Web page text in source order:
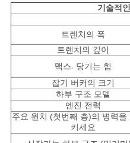
채
하
세
요
기술적
트렌치의 폭
트렌치의 깊이
맥스. 당기는 힘
잡기 버커의 크기
하부 구조 모델
엔진 전력
주요 윈치 (첫번째 층)의 병력을
키세요